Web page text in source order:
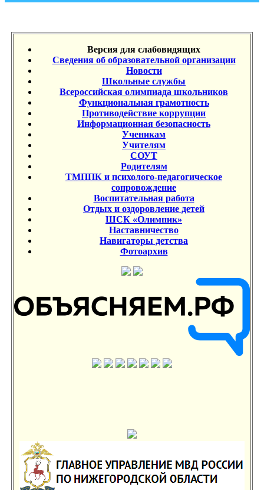
Версия для слабовидящих
Сведения об образовательной организации
Новости
Школьные службы
Всероссийская олимпиада школьников
Функциональная грамотность
Противодействие коррупции
Информационная безопасность
Ученикам
Учителям
СОУТ
Родителям
ТМППК и психолого-педагогическое
сопровождение
Воспитательная работа
Отдых и оздоровление детей
ШСК «Олимпик»
Наставничество
Навигаторы детства
Фотоархив